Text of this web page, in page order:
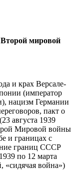
мировой
и крах Версале-
(император
нацизм Германии
пакт о
августа 1939
Мировой войны
и границах с
границ СССР
по 12 марта
война»)